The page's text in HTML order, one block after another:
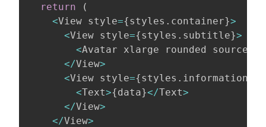
return
(
<View style={styles . container}>
<View style={styles . subtitle}>
<Avatar xlarge rounded source
</View>
<View style={styles . information
<Text>{data}</Text>
</View>
</View>